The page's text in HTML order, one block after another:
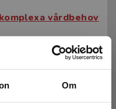
Om
vårdbehov